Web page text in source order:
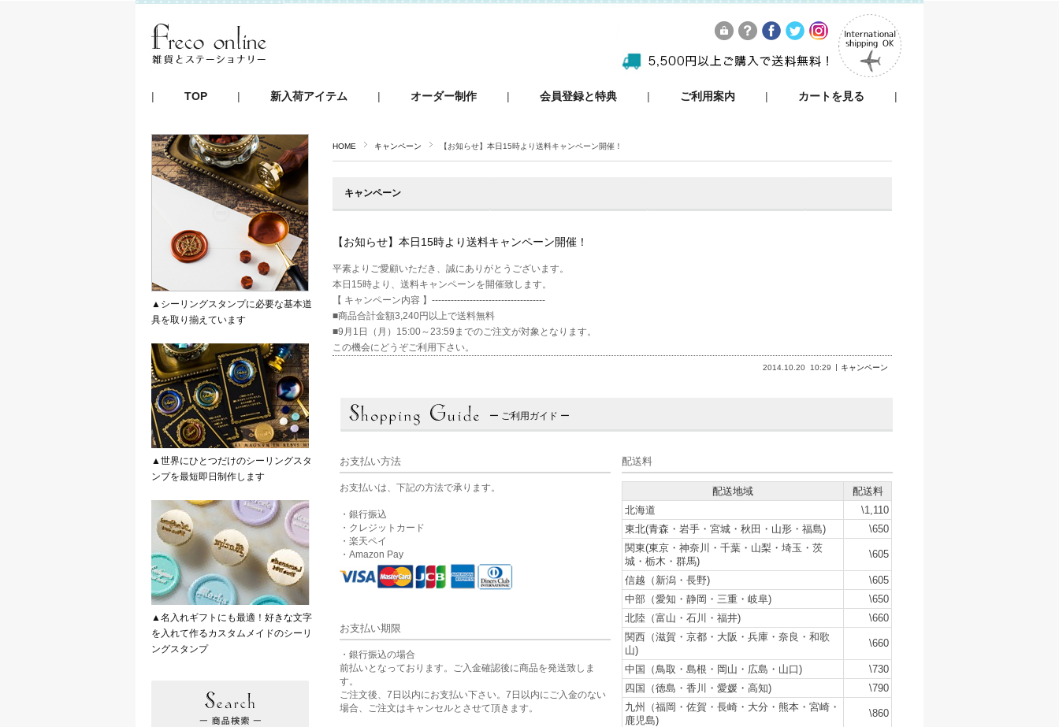
TOP 新入荷アイテム オーダー制作 会員登録と特典 ご利用案内 カートを見る
HOME キャンペーン 【お知らせ】本日15時より送料キャンペーン開催！
キャンペーン
【お知らせ】本日15時より送料キャンペーン開催！
平素よりご愛顧いただき、誠にありがとうございます。
本日15時より、送料キャンペーンを開催致します。
【 キャンペーン内容 】------------------------------------
■商品合計金額3,240円以上で送料無料
■9月1日（月）15:00～23:59までのご注文が対象となります。
この機会にどうぞご利用下さい。
2014.10.20 10:29 キャンペーン
ー ご利用ガイド ー
お支払い方法
お支払いは、下記の方法で承ります。
・銀行振込
・クレジットカード
・楽天ペイ
・Amazon Pay
お支払い期限
・銀行振込の場合
前払いとなっております。ご入金確認後に商品を発送致しま
す。
ご注文後、7日以内にお支払い下さい。7日以内にご入金のない
場合、ご注文はキャンセルとさせて頂きます。
配送料
配送地域
配送料
北海道
\1,110
東北(青森・岩手・宮城・秋田・山形・福島)
\650
関東(東京・神奈川・千葉・山梨・埼玉・茨
城・栃木・群馬)
\605
信越（新潟・長野)
\605
中部（愛知・静岡・三重・岐阜)
\650
北陸（富山・石川・福井)
\660
関西（滋賀・京都・大阪・兵庫・奈良・和歌
山)
\660
中国（鳥取・島根・岡山・広島・山口)
\730
四国（徳島・香川・愛媛・高知)
\790
九州（福岡・佐賀・長崎・大分・熊本・宮崎・
鹿児島)
\860
▲シーリングスタンプに必要な基本道
具を取り揃えています
▲世界にひとつだけのシーリングスタ
ンプを最短即日制作します
▲名入れギフトにも最適！好きな文字
を入れて作るカスタムメイドのシーリ
ングスタンプ